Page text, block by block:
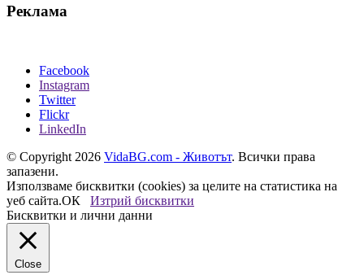
Реклама
Facebook
Instagram
Twitter
Flickr
LinkedIn
© Copyright 2026 VidaBG.com - Животът. Всички права
запазени.
Използваме бисквитки (cookies) за целите на статистика на
уеб сайта.ОК
Изтрий бисквитки
Бисквитки и лични данни
Close